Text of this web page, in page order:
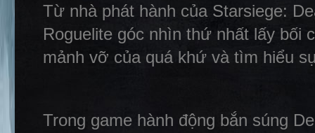
Từ nhà phát hành của Starsiege:
Roguelite góc nhìn thứ nhất lấy bối
mảnh vỡ của quá khứ và tìm hiểu
Trong game hành động bắn súng